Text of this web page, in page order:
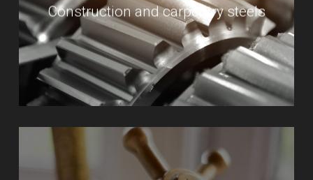
Construction and carpentry steels